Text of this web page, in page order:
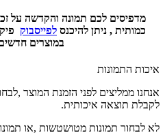
מדפיסים לכם תמונה והקדשה על
כמותית , ניתן להיכנס לפייסבוק
במוצרים חדשים
איכות התמונות
אנחנו ממליצים לפני הזמנת המוצר
לקבלת תוצאה איכותית.
לא לבחור תמונות מטושטשות ,או